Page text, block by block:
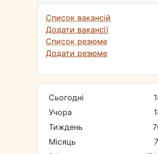
Список вакансій
Додати вакансії
Список резюме
Додати резюме
Сьогодні
Учора
Тиждень
Місяць